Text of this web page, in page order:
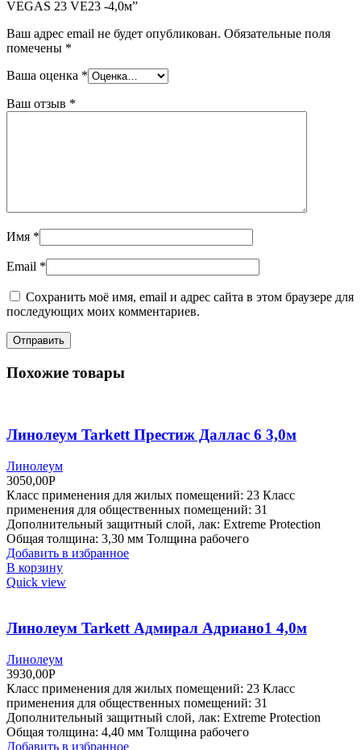
VEGAS 23 VE23 -4,0м”
Ваш адрес email не будет опубликован. Обязательные поля
помечены *
Ваша оценка *
Ваш отзыв *
Имя *
Email *
Сохранить моё имя, email и адрес сайта в этом браузере для
последующих моих комментариев.
Похожие товары
Линолеум Tarkett Престиж Даллас 6 3,0м
Линолеум
3050,00Р
Класс применения для жилых помещений: 23 Класс
применения для общественных помещений: 31
Дополнительный защитный слой, лак: Extreme Protection
Общая толщина: 3,30 мм Толщина рабочего
Добавить в избранное
В корзину
Quick view
Линолеум Tarkett Адмирал Адриано1 4,0м
Линолеум
3930,00Р
Класс применения для жилых помещений: 23 Класс
применения для общественных помещений: 31
Дополнительный защитный слой, лак: Extreme Protection
Общая толщина: 4,40 мм Толщина рабочего
Добавить в избранное